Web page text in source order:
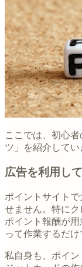
ここでは、初心
ツ」を紹介してい
広告を利用し
ポイントサイトで
せません。特に
ポイント報酬が
って作業するだ
私自身も、ポイ